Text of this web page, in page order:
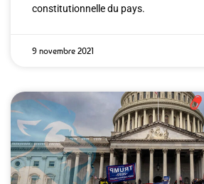
constitutionnelle du pays.
9 novembre 2021